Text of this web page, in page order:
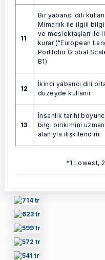
11
Bir yabancı dili
Mimarlık ile ilgili
ve meslektaşları ile
kurar ("European
Portfolio Global
B1)
12
İkinci yabancı dili
düzeyde kullanır.
13
İnsanlık tarihi
bilgi birikimini
alanıyla ilişkilendirir.
*1 Lowest,